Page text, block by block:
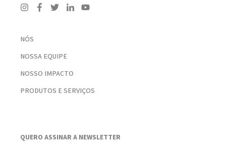
NÓS
NOSSA EQUIPE
NOSSO IMPACTO
PRODUTOS E SERVIÇOS
QUERO ASSINAR A NEWSLETTER